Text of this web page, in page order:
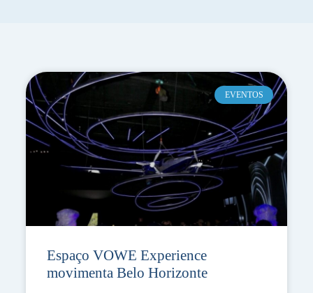
EVENTOS
Espaço VOWE Experience
movimenta Belo Horizonte